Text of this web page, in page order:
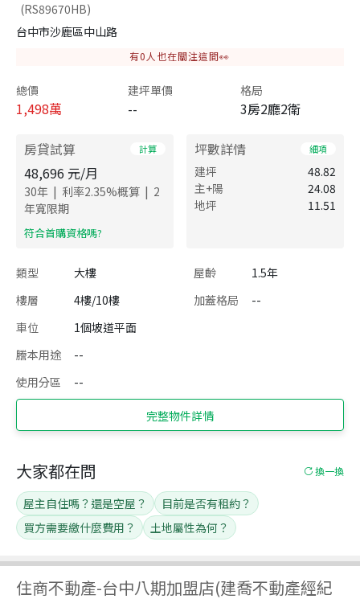
(RS89670HB)
台中市沙鹿區中山路
有0 人也在關注這間👀
總價
1,498萬
建坪單價
--
格局
3房2廳2衛
房貸試算 計算
48,696 元/月
30年 | 利率2.35%概算 | 2
年寬限期
​符合首購資格嗎?
坪數詳情 細項
建坪
48.82
主+陽
24.08
地坪
11.51
類型 大樓 屋齡
1.5年
樓層
4樓/10樓 加蓋格局
--
車位
1個坡道平面
謄本用途
--
使用分區
--
完整物件詳情
住商不動產-台中八期加盟店(建喬不動產經紀
大家都在問 換一換
屋主自住嗎？還是空屋？
目前是否有租約？
買方需要繳什麼費用？
土地屬性為何？